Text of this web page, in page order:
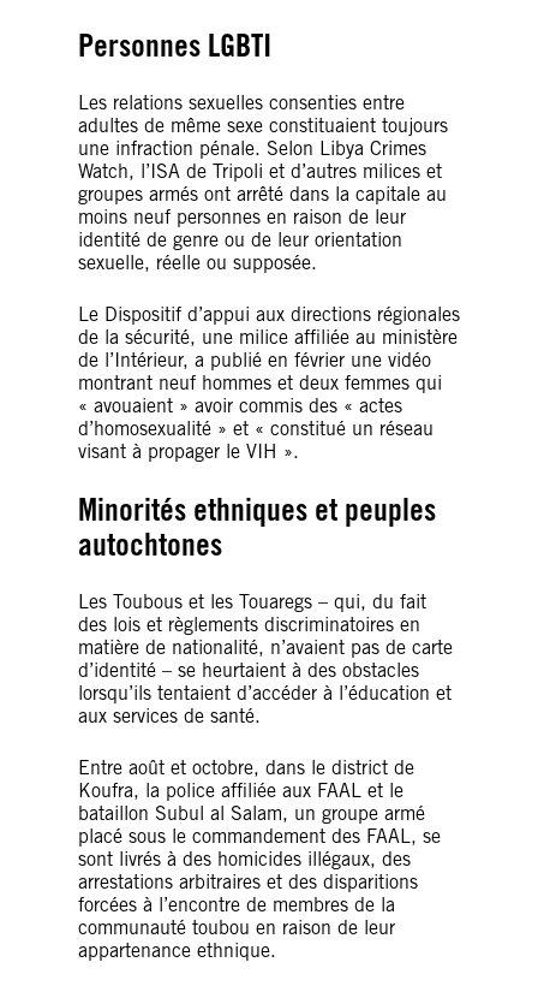
Personnes LGBTI
Les relations sexuelles consenties entre
adultes de même sexe constituaient toujours
une infraction pénale. Selon Libya Crimes
Watch, l’ISA de Tripoli et d’autres milices et
groupes armés ont arrêté dans la capitale au
moins neuf personnes en raison de leur
identité de genre ou de leur orientation
sexuelle, réelle ou supposée.
Le Dispositif d’appui aux directions régionales
de la sécurité, une milice affiliée au ministère
de l’Intérieur, a publié en février une vidéo
montrant neuf hommes et deux femmes qui
« avouaient » avoir commis des « actes
d’homosexualité » et « constitué un réseau
visant à propager le VIH ».
Minorités ethniques et peuples
autochtones
Les Toubous et les Touaregs – qui, du fait
des lois et règlements discriminatoires en
matière de nationalité, n’avaient pas de carte
d’identité – se heurtaient à des obstacles
lorsqu’ils tentaient d’accéder à l’éducation et
aux services de santé.
Entre août et octobre, dans le district de
Koufra, la police affiliée aux FAAL et le
bataillon Subul al Salam, un groupe armé
placé sous le commandement des FAAL, se
sont livrés à des homicides illégaux, des
arrestations arbitraires et des disparitions
forcées à l’encontre de membres de la
communauté toubou en raison de leur
appartenance ethnique.